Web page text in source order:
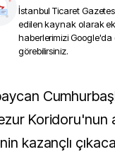
İstanbul Ticaret
edilen kaynak olarak
haberlerimizi Google'da
görebilirsiniz.
Koridoru'nun
kazançlı